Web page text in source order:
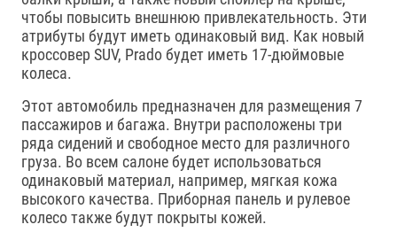
чтобы повысить внешнюю привлекательность. Эти
атрибуты будут иметь одинаковый вид. Как новый
кроссовер SUV, Prado будет иметь 17-дюймовые
колеса.
Этот автомобиль предназначен для размещения 7
пассажиров и багажа. Внутри расположены три
ряда сидений и свободное место для различного
груза. Во всем салоне будет использоваться
одинаковый материал, например, мягкая кожа
высокого качества. Приборная панель и рулевое
колесо также будут покрыты кожей.